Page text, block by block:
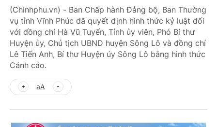
(Chinhphu.vn) - Ban Chấp hành Đảng bộ, Ban Thường
vụ tỉnh Vĩnh Phúc đã quyết định hình thức kỷ luật đối
với đồng chí Hà Vũ Tuyến, Tỉnh ủy viên, Phó Bí thư
Huyện ủy, Chủ tịch UBND huyện Sông Lô và đồng chí
Lê Tiến Anh, Bí thư Huyện ủy Sông Lô bằng hình thức
Cảnh cáo.
aA